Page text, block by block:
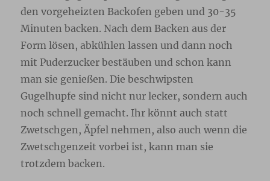
den vorgeheizten Backofen geben und 30-35
Minuten backen. Nach dem Backen aus der
Form lösen, abkühlen lassen und dann noch
mit Puderzucker bestäuben und schon kann
man sie genießen. Die beschwipsten
Gugelhupfe sind nicht nur lecker, sondern auch
noch schnell gemacht. Ihr könnt auch statt
Zwetschgen, Äpfel nehmen, also auch wenn die
Zwetschgenzeit vorbei ist, kann man sie
trotzdem backen.